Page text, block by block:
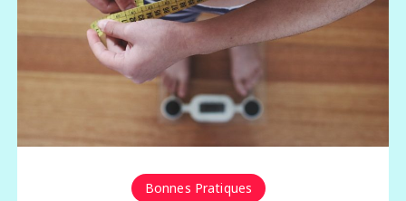
Bonnes Pratiques